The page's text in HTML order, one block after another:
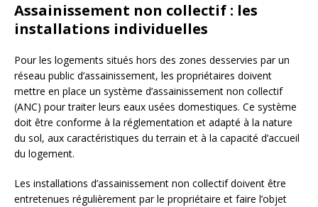
Assainissement non collectif : les
installations individuelles
Pour les logements situés hors des zones desservies par un
réseau public d’assainissement, les propriétaires doivent
mettre en place un système d’assainissement non collectif
(ANC) pour traiter leurs eaux usées domestiques. Ce système
doit être conforme à la réglementation et adapté à la nature
du sol, aux caractéristiques du terrain et à la capacité d’accueil
du logement.
Les installations d’assainissement non collectif doivent être
entretenues régulièrement par le propriétaire et faire l’objet